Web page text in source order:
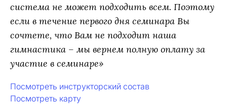
система не может подходить всем. Поэтому
если в течение первого дня семинара Вы
сочтете, что Вам не подходит наша
гимнастика – мы вернем полную оплату за
участие в семинаре»
Посмотреть инструкторский состав
Посмотреть карту